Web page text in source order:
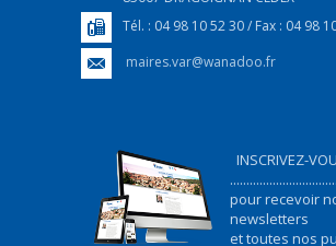
Tél. : 04 98 10 52 30 / Fax : 04 98
maires.var@wanadoo.fr
INSCRIVEZ-
pour recevoir
newsletters
et toutes nos